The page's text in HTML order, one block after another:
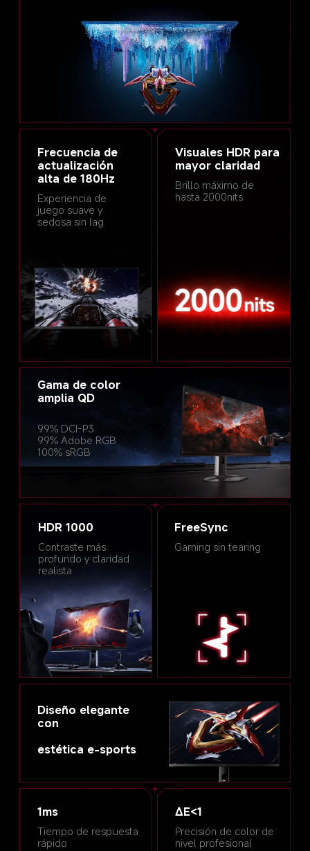
Frecuencia de
actualización
alta de 180Hz
Experiencia de
juego suave y
sedosa sin lag
Visuales HDR para
mayor claridad
Brillo máximo de
hasta 2000nits
Gama de color
amplia QD
99% DCI-P3
99% Adobe RGB
100% sRGB
HDR 1000
Contraste más
profundo y claridad
realista
FreeSync
Gaming sin tearing
Diseño elegante
con
estética e-sports
1ms
Tiempo de respuesta
rápido
∆E<1
Precisión de color de
nivel profesional